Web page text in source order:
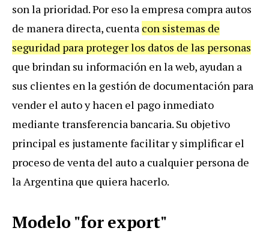
son la prioridad. Por eso la empresa compra autos
de manera directa, cuenta con sistemas de
seguridad para proteger los datos de las personas
que brindan su información en la web, ayudan a
sus clientes en la gestión de documentación para
vender el auto y hacen el pago inmediato
mediante transferencia bancaria. Su objetivo
principal es justamente facilitar y simplificar el
proceso de venta del auto a cualquier persona de
la Argentina que quiera hacerlo.
Modelo "for export"